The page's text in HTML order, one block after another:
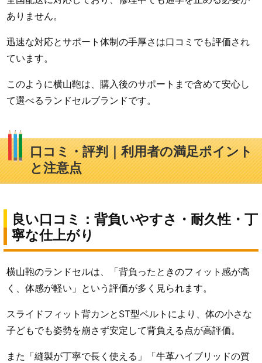
ありません。
迅速な対応とサポート体制の手厚さは口コミでも評価され
ています。
このように横山鞄は、購入後のサポートまで含めて安心し
て選べるランドセルブランドです。
口コミ・評判｜利用者の満足ポイント
と注意点
良い口コミ：背負いやすさ・耐久性・丁
寧な仕上がり
横山鞄のランドセルは、「背負ったときのフィット感が高
く、体感が軽い」という評価が多く見られます。
スライドフィット背カンとST型ベルトにより、体の小さな
子どもでも姿勢を崩さず安定して背負える点が高評価。
また「縫製が丁寧で長く使える」「牛革ハイブリッドの質